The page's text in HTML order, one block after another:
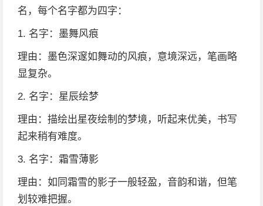
名，每个名字都为四字：
1. 名字：墨舞风痕
理由：墨色深邃如舞动的风痕，意境深远，笔画略
显复杂。
2. 名字：星辰绘梦
理由：描绘出星夜绘制的梦境，听起来优美，书写
起来稍有难度。
3. 名字：霜雪薄影
理由：如同霜雪的影子一般轻盈，音韵和谐，但笔
划较难把握。